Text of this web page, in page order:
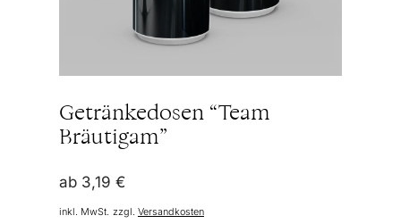
Getränkedosen “Team
Bräutigam”
ab 3,19 €
inkl. MwSt. zzgl. Versandkosten